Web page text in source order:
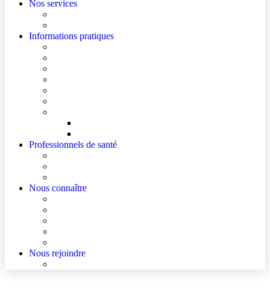
Nos services
Informations pratiques
Professionnels de santé
Nous connaître
Nous rejoindre